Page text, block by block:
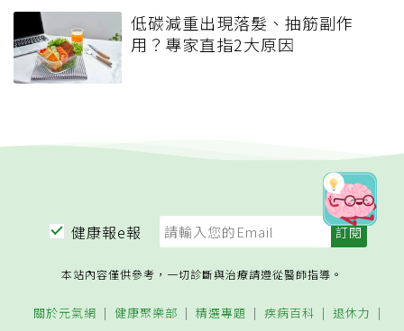
低碳減重出現落髮、抽筋副作
用？專家直指2大原因
健康報e報
本站內容僅供參考，一切診斷與治療請遵從醫師指導。
關於元氣網 健康聚樂部 精選專題 疾病百科 退休力